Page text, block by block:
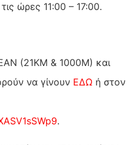
ώρες 11:00 – 17:00.
(21ΚΜ & 1000Μ) και
να γίνουν ΕΔΩ ή στον
.